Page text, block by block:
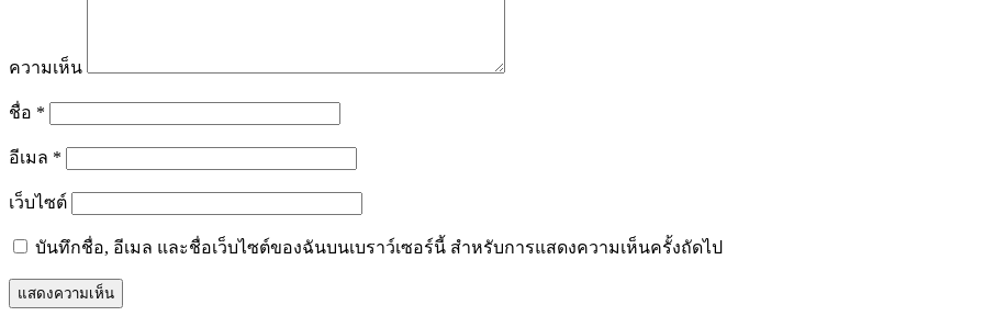
ความเห็น
ชื่อ *
อีเมล *
เว็บไซต์
บันทึกชื่อ, อีเมล และชื่อเว็บไซต์ของฉันบนเบราว์เซอร์นี้ สำหรับการแสดงความเห็นครั้งถัดไป